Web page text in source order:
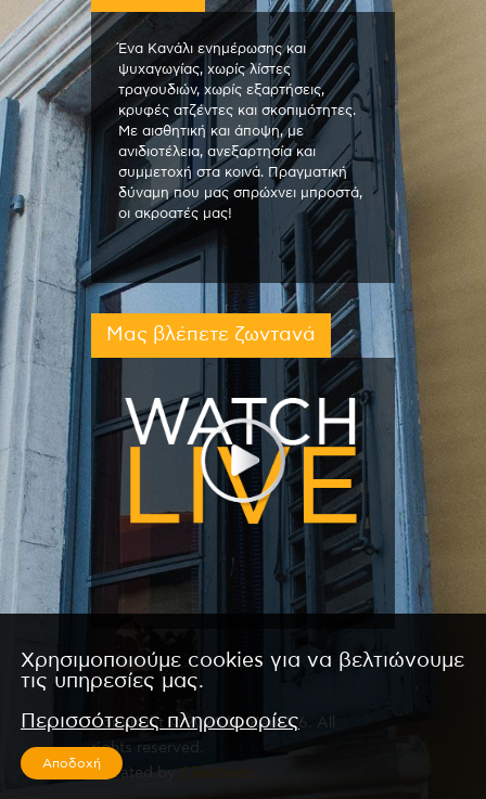
Ένα Κανάλι ενημέρωσης και
ψυχαγωγίας, χωρίς λίστες
τραγουδιών, χωρίς εξαρτήσεις,
κρυφές ατζέντες και σκοπιμότητες.
Με αισθητική και άποψη, με
ανιδιοτέλεια, ανεξαρτησία και
συμμετοχή στα κοινά. Πραγματική
δύναμη που μας σπρώχνει μπροστά,
οι ακροατές μας!
Μας βλέπετε ζωντανά
Copyright © 2026 by Kanali 6. All
rights reserved.
CReated by CReatures.
Χρησιμοποιούμε cookies για να βελτιώνουμε
τις υπηρεσίες μας.
Περισσότερες πληροφορίες
Αποδοχή